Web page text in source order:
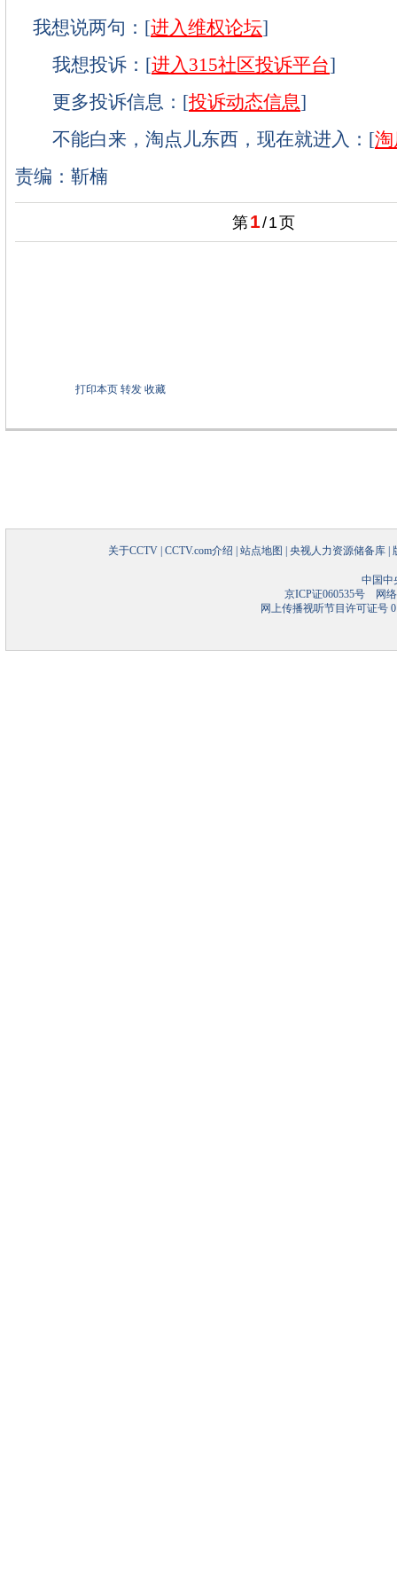
我想说两句：[进入维权论坛]
我想投诉：[进入315社区投诉平台]
更多投诉信息：[投诉动态信息]
不能白来，淘点儿东西，现在就进入：[淘
责编：靳楠
第1/1页
打印本页 转发 收藏
关于CCTV CCTV.com介绍 站点地图 央视人力资源储备库
中国中
京ICP证060535号网络
网上传播视听节目许可证号